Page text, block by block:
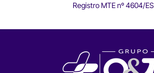
Registro MTE nº 4604/ES